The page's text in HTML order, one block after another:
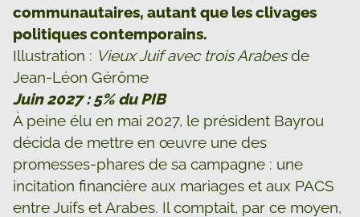
communautaires, autant que les clivages
politiques contemporains.
Illustration : Vieux Juif avec trois Arabesde
Jean-Léon Gérôme
Juin 2027 : 5% du PIB
À peine élu en mai 2027, le président Bayrou
décida de mettre en œuvre une des
promesses-phares de sa campagne : une
incitation financière aux mariages et aux PACS
entre Juifs et Arabes. Il comptait, par ce moyen,